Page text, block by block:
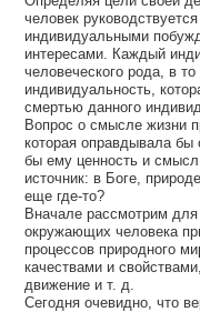
человек
индивидуальными
интересами. Каждый
человеческого рода, в
индивидуальность,
смертью данного
Вопрос о смысле жизни
которая оправдывала бы
бы ему ценность и
источник: в Боге,
еще где-то?
Вначале рассмотрим
окружающих человека
процессов природного
качествами и
движение и т. д.
Сегодня очевидно, что